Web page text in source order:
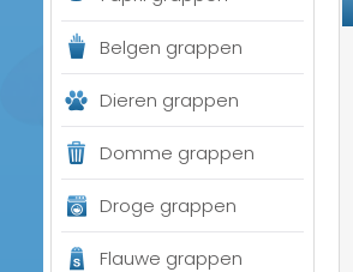
Belgen grappen
Dieren grappen
Domme grappen
Droge grappen
Flauwe grappen